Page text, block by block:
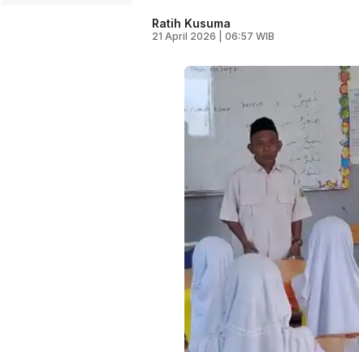
Ratih Kusuma
21 April 2026 | 06:57 WIB